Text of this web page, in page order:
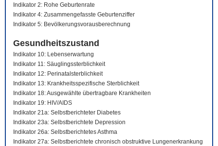
Indikator 2: Rohe Geburtenrate
Indikator 4: Zusammengefasste Geburtenziffer
Indikator 5: Bevölkerungsvorausberechnung
Gesundheitszustand
Indikator 10: Lebenserwartung
Indikator 11: Säuglingssterblichkeit
Indikator 12: Perinatalsterblichkeit
Indikator 13: Krankheitsspezifische Sterblichkeit
Indikator 18: Ausgewählte übertragbare Krankheiten
Indikator 19: HIV/AIDS
Indikator 21a: Selbstberichteter Diabetes
Indikator 23a: Selbstberichtete Depression
Indikator 26a: Selbstberichtetes Asthma
Indikator 27a: Selbstberichtete chronisch obstruktive Lungenerkrankung